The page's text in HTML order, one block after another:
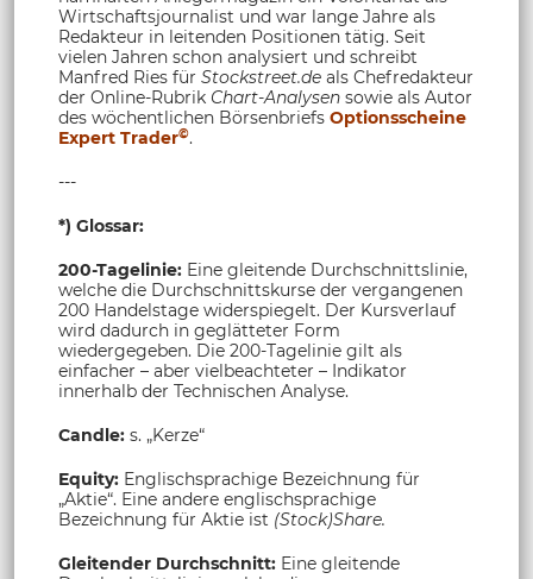
Wirtschaftsjournalist und war lange Jahre als
Redakteur in leitenden Positionen tätig. Seit
vielen Jahren schon analysiert und schreibt
Manfred Ries für Stockstreet.de als Chefredakteur
der Online-Rubrik Chart-Analysen sowie als Autor
des wöchentlichen Börsenbriefs Optionsscheine
Expert Trader©.
---
*) Glossar:
200-Tagelinie: Eine gleitende Durchschnittslinie,
welche die Durchschnittskurse der vergangenen
200 Handelstage widerspiegelt. Der Kursverlauf
wird dadurch in geglätteter Form
wiedergegeben. Die 200-Tagelinie gilt als
einfacher – aber vielbeachteter – Indikator
innerhalb der Technischen Analyse.
Candle: s. „Kerze“
Equity: Englischsprachige Bezeichnung für
„Aktie“. Eine andere englischsprachige
Bezeichnung für Aktie ist (Stock)Share.
Gleitender Durchschnitt: Eine gleitende